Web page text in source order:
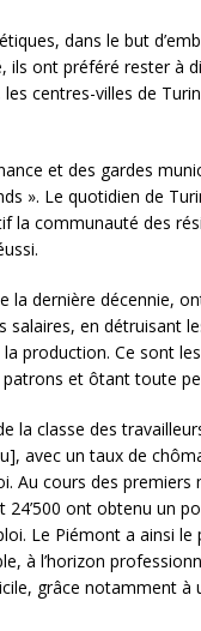
dans le but
ils ont préféré rester à
centres-villes de
et des gardes
». Le quotidien de
la communauté des
la dernière décennie,
salaires, en détruisant
production. Ce sont
et ôtant toute
la classe des
avec un taux de
Au cours des premiers
ont obtenu un
Le Piémont a ainsi
à l’horizon
grâce notamment à